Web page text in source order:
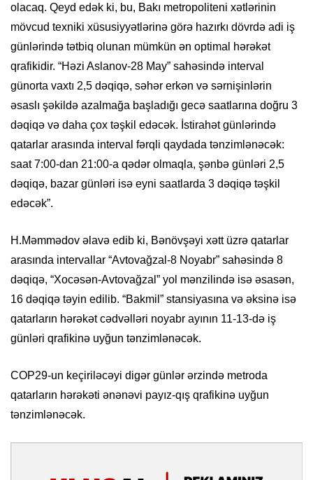
olacaq. Qeyd edək ki, bu, Bakı metropoliteni xətlərinin
mövcud texniki xüsusiyyətlərinə görə hazırkı dövrdə adi iş
günlərində tətbiq olunan mümkün ən optimal hərəkət
qrafikidir. “Həzi Aslanov-28 May” sahəsində interval
günorta vaxtı 2,5 dəqiqə, səhər erkən və sərnişinlərin
əsaslı şəkildə azalmağa başladığı gecə saatlarına doğru 3
dəqiqə və daha çox təşkil edəcək. İstirahət günlərində
qatarlar arasında interval fərqli qaydada tənzimlənəcək:
saat 7:00-dan 21:00-a qədər olmaqla, şənbə günləri 2,5
dəqiqə, bazar günləri isə eyni saatlarda 3 dəqiqə təşkil
edəcək”.
H.Məmmədov əlavə edib ki, Bənövşəyi xətt üzrə qatarlar
arasında intervallar “Avtovağzal-8 Noyabr” sahəsində 8
dəqiqə, “Xocəsən-Avtovağzal” yol mənzilində isə əsasən,
16 dəqiqə təyin edilib. “Bakmil” stansiyasına və əksinə isə
qatarların hərəkət cədvəlləri noyabr ayının 11-13-də iş
günləri qrafikinə uyğun tənzimlənəcək.
COP29-un keçiriləcəyi digər günlər ərzində metroda
qatarların hərəkəti ənənəvi payız-qış qrafikinə uyğun
tənzimlənəcək.